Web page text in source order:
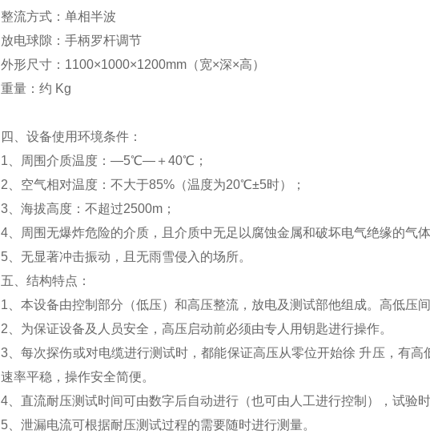
整流方式：单相半波
放电球隙：手柄罗杆调节
外形尺寸：1100×1000×1200mm（宽×深×高）
重量：约 Kg
四、设备使用环境条件：
1、周围介质温度：—5℃—＋40℃；
2、空气相对温度：不大于85%（温度为20℃±5时）；
3、海拔高度：不超过2500m；
4、周围无爆炸危险的介质，且介质中无足以腐蚀金属和破坏电气绝缘的气体
5、无显著冲击振动，且无雨雪侵入的场所。
五、结构特点：
1、本设备由控制部分（低压）和高压整流，放电及测试部他组成。高低压
2、为保证设备及人员安全，高压启动前必须由专人用钥匙进行操作。
3、每次探伤或对电缆进行测试时，都能保证高压从零位开始徐 升压，有
速率平稳，操作安全简便。
4、直流耐压测试时间可由数字后自动进行（也可由人工进行控制），试验时
5、泄漏电流可根据耐压测试过程的需要随时进行测量。